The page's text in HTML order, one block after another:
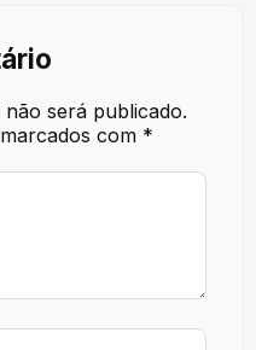
será publicado.
com *